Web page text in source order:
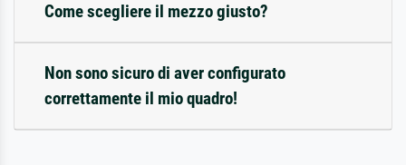
Come scegliere il mezzo giusto?
Non sono sicuro di aver configurato
correttamente il mio quadro!